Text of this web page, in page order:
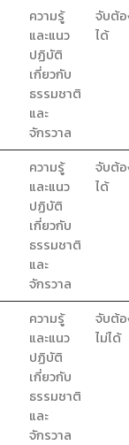
ความรู้
และแนว
ปฏิบัติ
เกี่ยวกับ
ธรรมชาติ
และ
จักรวาล
จับต้
ได้
ความรู้
และแนว
ปฏิบัติ
เกี่ยวกับ
ธรรมชาติ
และ
จักรวาล
จับต้
ได้
ความรู้
และแนว
ปฏิบัติ
เกี่ยวกับ
ธรรมชาติ
และ
จักรวาล
จับต้
ไม่ได้